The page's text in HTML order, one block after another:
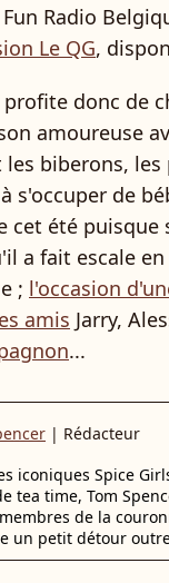
Radio
Le QG,
profite donc de
amoureuse
biberons,
s'occuper de
cet été puisque
a fait escale en
; l'occasion
amis Jarry,
...
| Rédacteur
iconiques Spice
tea time, Tom
de la
un petit détour